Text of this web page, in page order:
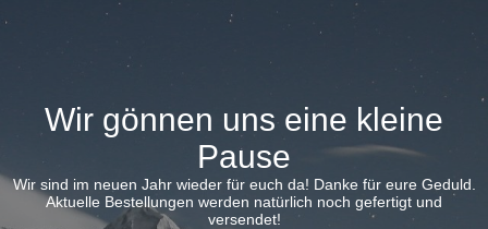
Wir gönnen uns eine kleine
Pause
Wir sind im neuen Jahr wieder für euch da! Danke für eure Geduld.
Aktuelle Bestellungen werden natürlich noch gefertigt und
versendet!